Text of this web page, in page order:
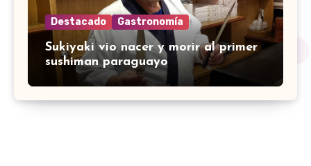
Destacado Gastronomía
Sukiyaki vio nacer y morir al primer
sushiman paraguayo